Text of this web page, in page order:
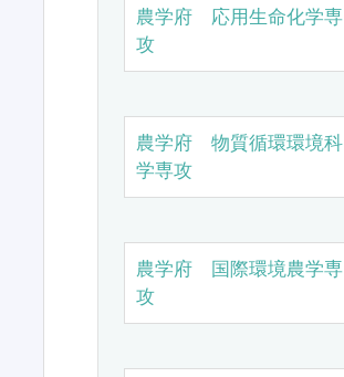
農学府 応用生命化学専
攻
農学府 物質循環環境科
学専攻
農学府 国際環境農学専
攻